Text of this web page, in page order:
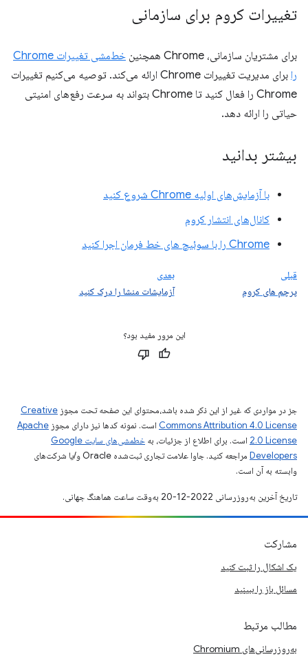
تغییرات کروم برای سازمانی
برای مشتریان سازمانی، Chrome همچنین
خط‌مشی تغییرات Chrome
را
برای مدیریت تغییرات Chrome ارائه می‌کند. توصیه می‌کنیم تغییرات
Chrome را فعال کنید تا Chrome بتواند به سرعت رفع‌های امنیتی
حیاتی را ارائه دهد.
بیشتر بدانید
با آزمایش‌های اولیه Chrome شروع کنید
کانال‌های انتشار کروم
Chrome را با سوئیچ های خط فرمان اجرا کنید
قبلی
پرچم های کروم
بعدی
آزمایشات منشا را درک کنید
این مرور مفید بود؟
جز در مواردی که غیر از این ذکر شده باشد،‌محتوای این صفحه تحت مجوز Creative
Commons Attribution 4.0 License است. نمونه کدها نیز دارای مجوز Apache
2.0 License است. برای اطلاع از جزئیات، به
خطمشی‌های سایت Google
Developers‏
مراجعه کنید. جاوا علامت تجاری ثبت‌شده Oracle و/یا شرکت‌های
وابسته به آن است.
تاریخ آخرین به‌روزرسانی 2022-12-20 به‌وقت ساعت هماهنگ جهانی.
مشارکت
یک اشکال را ثبت کنید
مسائل باز را ببینید
مطالب مرتبط
به‌روزرسانی‌های Chromium